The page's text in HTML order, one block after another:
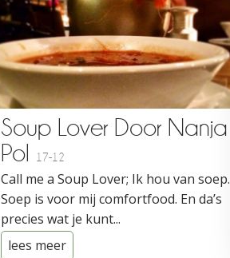
Soup Lover Door Nanja
Pol
17-12
Call me a Soup Lover; Ik hou van soep.
Soep is voor mij comfortfood. En da’s
precies wat je kunt...
lees meer